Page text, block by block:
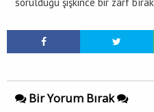
Bir Yorum Bırak